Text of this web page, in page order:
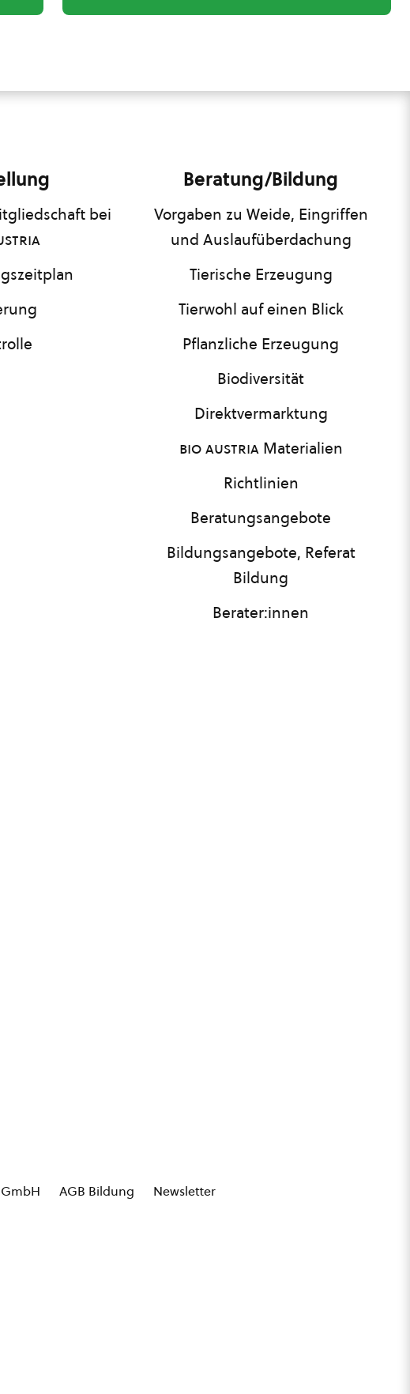
bei
Beratung/Bildung
Vorgaben zu Weide, Eingriffen
und Auslaufüberdachung
Tierische Erzeugung
Tierwohl auf einen Blick
Pflanzliche Erzeugung
Biodiversität
Direktvermarktung
bio austriaMaterialien
Richtlinien
Beratungsangebote
Bildungsangebote, Referat
Bildung
Berater:innen
AGB Bildung Newsletter